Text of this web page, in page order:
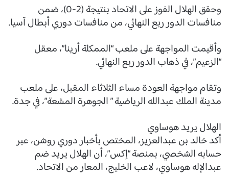
وحقق الهلال الفوز على الاتحاد بنتيجة (2-0)، ضمن
منافسات الدور ربع النهائي، من منافسات دوري أبطال آسيا.
وأقيمت المواجهة على ملعب “الممكلة أرينا”، معقل
“الزعيم”، في ذهاب الدور ربع النهائي.
وتقام مواجهة العودة مساء الثلاثاء المقبل، على ملعب
مدينة الملك عبدالله الرياضية ” الجوهرة المشعة”، في جدة.
الهلال يريد هوساوي
أكد خالد بن عبدالعزيز، المختص بأخبار دوري روشن، عبر
حسابه الشخصي، بمنصة “إكس”، أن الهلال يريد ضم
عبدالإله هوساوي، لاعب الخليج، المعار من الاتحاد.